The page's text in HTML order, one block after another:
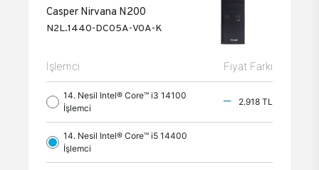
Casper Nirvana N200
N2L.1440-DC05A-V0A-K
İşlemci Fiyat Farkı
14. Nesil Intel® Core™ i3 14100
İşlemci
2.918 TL
14. Nesil Intel® Core™ i5 14400
İşlemci